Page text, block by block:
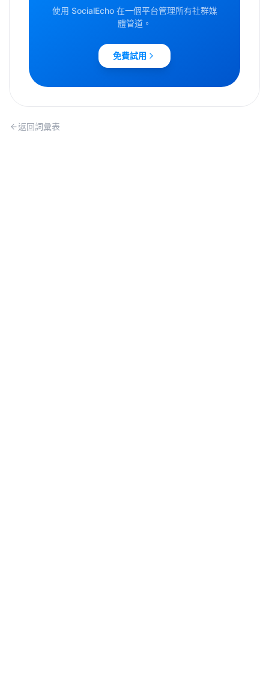
使用 SocialEcho 在一個平台管理所有社群媒
體管道。
免費試用
返回詞彙表